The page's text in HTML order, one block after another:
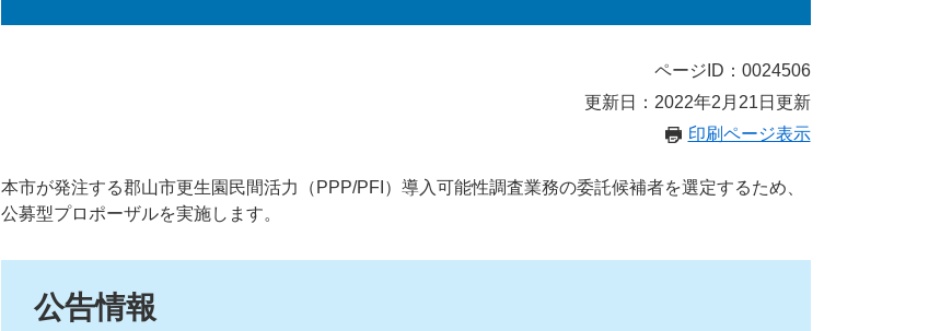
ページID：0024506
更新日：2022年2月21日更新
印刷ページ表示
本市が発注する郡山市更生園民間活力（PPP/PFI）導入可能性調査業務の委託候補者を選定するため、
公募型プロポーザルを実施します。
公告情報